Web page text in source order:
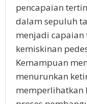
pencapaian
dalam sepuluh
menjadi
kemiskinan
Kemampuan
menurunkan
memperlihatkan